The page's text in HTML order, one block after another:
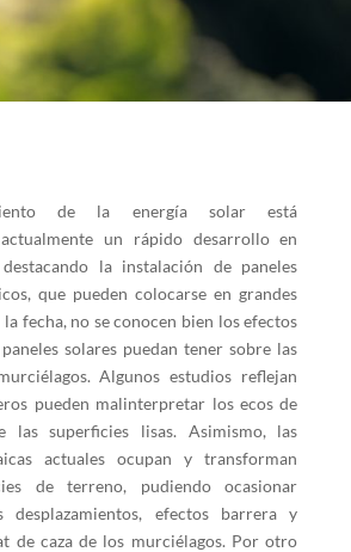
de la energía solar está
un rápido desarrollo en
la instalación de paneles
que pueden colocarse en grandes
fecha, no se conocen bien los efectos
solares puedan tener sobre las
Algunos estudios reflejan
pueden malinterpretar los ecos de
las superficies lisas. Asimismo, las
actuales ocupan y transforman
de terreno, pudiendo ocasionar
desplazamientos, efectos barrera y
de caza de los murciélagos. Por otro